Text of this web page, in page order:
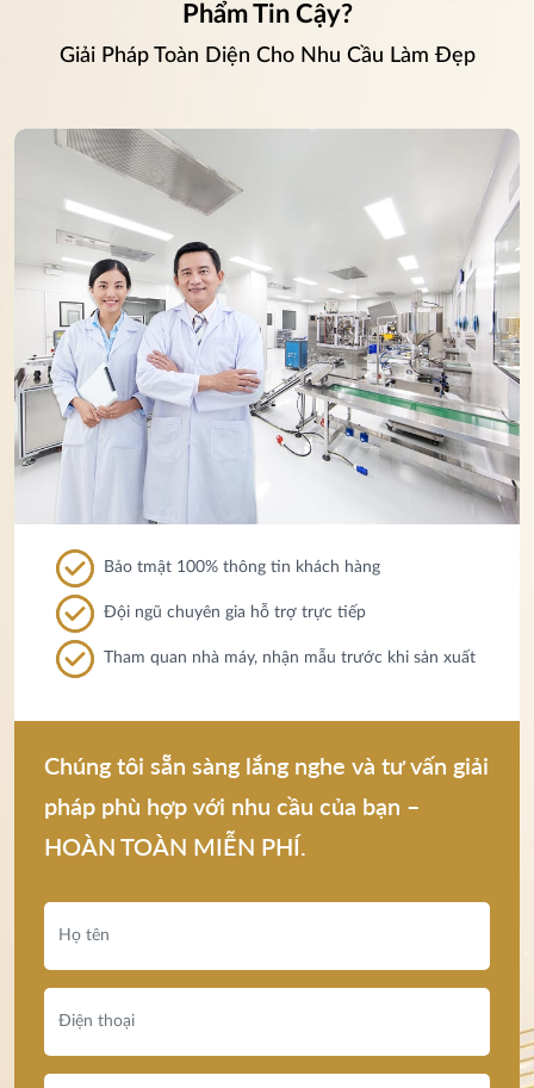
Phẩm Tin Cậy?
Giải Pháp Toàn Diện Cho Nhu Cầu Làm Đẹp
Bảo tmật 100% thông tin khách hàng
Đội ngũ chuyên gia hỗ trợ trực tiếp
Tham quan nhà máy, nhận mẫu trước khi sản xuất
Chúng tôi sẵn sàng lắng nghe và tư vấn giải
pháp phù hợp với nhu cầu của bạn –
HOÀN TOÀN MIỄN PHÍ.